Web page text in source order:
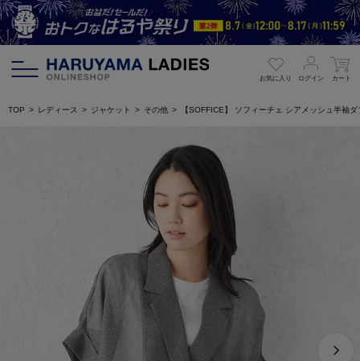
お気に入り ログイン カート
TOP レディース ジャケット その他 【SOFFICE】 ソフィーチェ シアメッシュ半袖